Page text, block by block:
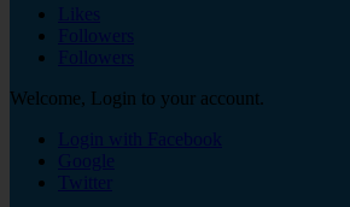
Likes
Followers
Followers
Welcome, Login to your account.
Login with Facebook
Google
Twitter